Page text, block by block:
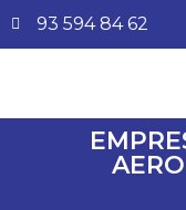
93 594 84 62